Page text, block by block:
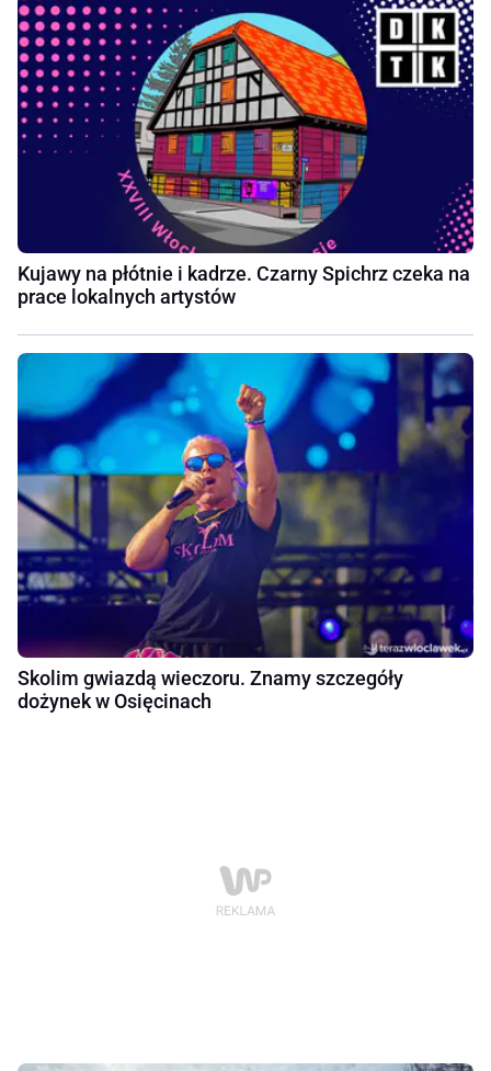
Kujawy na płótnie i kadrze. Czarny Spichrz czeka na
prace lokalnych artystów
Skolim gwiazdą wieczoru. Znamy szczegóły
dożynek w Osięcinach